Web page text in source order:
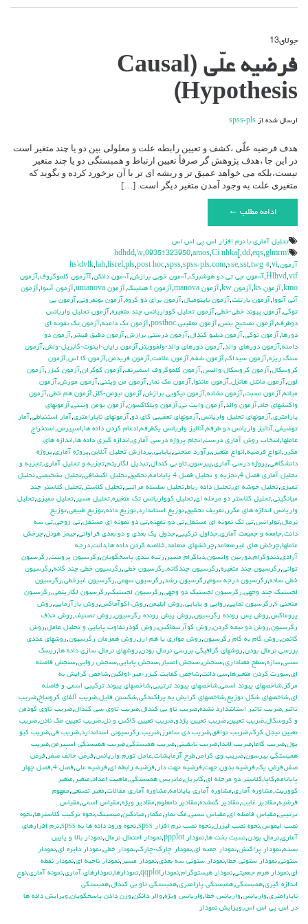
جولای13
فرضیه
(Causal
Hypothesis)
فرضیه علّی (Causal
Hypothesis)
ارسال شده از spss-pls
هدف فرضیه علّی ،کشف و تعیین رابطه علت و معلولی بین دو یا چند متغیر است
در این جا ،هدف پژوهش گر صرفأ تعیین ارتباط و همبستگی دو یا چند متغیر
نیست،بلکه می خواهد عمیق تر و ریشه ای تر با آن برخورد کرده و بگوید که
متغیری علت به وجود آمدن متغیر دیگر است. […]
ادامه مطلب ←
تحليل آماري با نرم افزار اس پي اس اس
\hdhdd
,\v,09351323950,amos,Ci nhka[ ,dd,eqs,glmrm
آزمون,
hs\dvlk,lah,lisrel,pls,post hoc,spss,spss-pls.com,sse,sst,twg 4,vi
Hlhvd,vif
,آ»مون جي تي دو هوشبرگ,آ»مون خوبي برازش,آ»مون دانكن,آآزمون كلموگروف,آزمون
kmo
,آزمون ks ,آزمون kw ,آزمون manova ,آزمون t هتلينگ ,آزمون unianova ,آزمون آننوا,آزمون
آني آنووا,آزمون بارتلت,آزمون باينوميال,آزمون براي دو گروه,آزمون بونفروني,آزمون بي
توكي,آزمون پيوند خطي-خطي,آزمون تحليل كوواريانس چند متغيره,آزمون تحليل واريانس
دوطرفه,آزمون تصحيح يتس,آزمون تعقيبي posthoc ,آزمون تك دامنه,آزمون تك نمونه اي
دورها,آزمون توكي,آزمون دبليو كندال,آزمون درستي برازش,آزمون دقيق فيشر ,آزمون دو
دامنه,آزمون دورهاي والد,آزمون دورهاي والد-ولفوويتز ,آزمون رايان-اينوت-گابريل-ولش,آزمون
سنگ ريزه,آزمون سيداك,آزمون شفه,آزمون علامت,آزمون فريدمن,آزمون كا اس,آزمون
كروسكال,آزمون كروسكال واليس,آزمون كلموگروف اسميرنف,آزمون كوكران,آزمون كيزر ,آزمون
لون,آزمون مانتل هانزل,آزمون ماننوا,آزمون مك نمار ,آزمون من ويتني,آزمون موزش,آزمون
ميانه,آزمون نسبت,آزمون نشانه,آزمون نيكويي برازش,آزمون نيومن-كلز ,آزمون هم خطي,آزمون
واكنشهاي حاد,آزمون والد,آزمون وايت ني,آزمون ويلكاكسون,آزمون يومن ويتني,آزمونهاي
پارامتري,آزمونهاي تحليل واريانس,آزمونهاي تعقيبي كاي دو,آزمونهاي ناپارامتري,آمار استنباطي,آمار
توضيفي,آناليز واريانس دو طرفه,آناليز واريانس يکطرفه,ادغام كردن داده ها,اسپيرمن,استخراج
عاملها,انتخاب روش آماري درست,انجام پروژه درسي آماري,اندازه گيري داده ها,اندازه هاي
مكرر ,انواع فرضيه,انواع متغير ,برآورد منحني,پايايي,پردازش تحليل آنلاين,پروژه آماري,پروژه
دانشگاهي,پروژه درسي آماري,پيرسون,تاو بي کندال,تبديل لگاريتم,تجزيه و تحليل آماري,تجزيه و
تحليل آماري فصل 4
,تجزيه و تحليل فصل 4 پايانامه ,تحقيق,تحليل اكتشافي,تحليل تشخيصي,تحليل
تميزي,تحليل خوشه اي,تحليل داده رباط,تحليل سلسله مراتبي,تحليل كلاستر ,تحليل كلاستر چند
ميانگيني,تحليل كلاستر دو مرحله اي,تحليل كوواريانس تك متغيره,تحليل مسير ,تحليل مميزي,تحليل
واريانس اندازه هاي مكرر ,تعريف تحقيق,توزيع استاندارد,توزيع داده,توزيع طبيعي,توزيع
نرمال,تولرانس,تي تک نمونه اي مستقل,تي دو تمهنه,تي دو نمونه اي مستقل,تي زوجي,تي سه
دانت,جامعه و جميعت آماري,جداول تركيبي,جدول يك بعدي و دو بعدي فراواني,جيمز هوئل,چرخش
عاملها,چرخش هاي غيرمتعامد,چرخشهاي متعامد,خلاصه كردن داده ها,دانت,درجه
آزادي,دندوگرام,دوربين واتسون,دياگرام مسير ,رتبه بندي پاسخگويان,رگرسيون پروبيت,رگرسيون
تواني,رگرسيون چند متغيره,رگرسيون چندگانه,رگرسيون خطي,رگرسيون خطي چند گانه,رگرسيون
خطي ساده,رگرسيون درجه سوم,رگرسيون رشد,رگرسيون سهمي,رگرسيون غيرخطي,رگرسيون
لجستيك چند وجهي,رگرسيون لجستيك دو وجهي,رگرسيون لجستيک,رگرسيون لگاريتمي,رگرسيون
منحني s
,رگرسيون نمايي,روايي و پايايي,روش ابليمن,روش اكوآماكس,روش بازآزمايي,روش
پروماكس,روش پس رونده رگرسيون,روش پيش رونده رگرسيون,روش تصنيف,روش حذف
رگرسيون,روش دو نيمه كردن,روش كوآرتيماكس,روش كودرتفاوت پايايي و تحليل عامل,روش
گاتمن,روش گام به گام رگرسيون,روش موازي يا هم ارز ,روش همزمان رگرسيون,روشهاي عددي
بررسي نرمال بودن,روشهاي گرافيكي بررسي نرمال بودن,روشهاي نرمال سازي داده ها,ريسك
نسبي,سازه,سطح معناداري,سنجش,سنجش اعتبار ,سنجش پايايي,سنجش روايي,سنجش فاصله
اي,سورت كردن متغيرها,سي دانت,شاخص كفايت كيزر-مير-اولكين,شاخص گرايش به
مركز ,شاخصهاي پيوند اسمي,شاخصهاي پيوند ترتيبي,شاخصهاي پيوند تركيبي اسمي و فاصله
اي,شاخصهاي شكل توزيع,شاخصهاي گرايش به پراكندگي,شكستن فايل,ضريب آلفاي کرونباخ,ضريب
تاثير ,ضريب تاثير استانتدارد نشده,ضريب تاو بي كندال,ضريب تاوي سي كندال,ضريب تاوي گودمن
و كروسكال,ضريب تعيين,ضريب تعيين پژدو,ضريب تعيين كاكس و نل,ضريب تعيين مك نادن,ضريب
تعيين نيجل كرك,ضريب توافق,ضريب دي سامرز ,ضريب رگرسيوني استاندارد,ضريب في,ضريب كيو
يول,ضريب گاما,ضريب لاندا,ضريب نايقيني,ضريب همبستگي,ضريب همبستگي اسپيرمن,ضريب
همبستگي پيرسون,ضريب وي كرامر ,طرح آزمايشات,عامل تورم واريانس,فرض خالف صفر ,فرض
صفر ,فرض يك,فرضيه بدون جهت,فرضيه جهت دار ,فرضيه رابطه اي,فرضيه علي,فصل 4 ,فصل چهار
پايانامه,كاپا,كلاستر دو مرحله اي,گابريل,ماتريس همبستگي,ماهيت اعداد,متغير ,متغير
كووريت,مشاوره آماري,مشاوره آماري پايانامه,مشاوره آماري مقالات,مغير تصنعي,مفهوم
فرضيه,مقادير غايب,مقادير گمشده,مقادير نامعلوم,مقادير ويژه,مقياس اسمي,مقياس
ترتيبي,مقياس فاصله اي,مقياس نسبي,مك نمار ,مكمار ,ميانگين,ميسينگ,نحوه تركيب كلاسترها,نحوه
نصب ايموس,نحوه نصب ليزرل,نحوه نصب نرم افزار spss ,نحوه ورود داده ها به spss ,نرم افزارهاي
آماري,نرمال بودن,نسبت بخت ها,نمودار ppplot ,نمودار احتمال نرمال,نمودار بالا و پايين
بسته,نمودار پراكنش,نمودار جعبه اي,نمودار چارك-چارك,نمودار خطي,نمودار دايره اي,نمودار
ستوني,نمودار ستوني خطا,نمودار ستوني سه بعدي,نمودار مسير ,نمودار ناحيه اي,نمودار نقطه
اي,نمودار هرم جمعيتي,نمودار هيستوگرام,نمودارqqplot ,نمودارها,نمودارهاي آماري,نمونه آماري,نوع
اندازه گيري,همبستگي,همبستگي پارامتري,همبستگي تاو بي کندال,همبستگي
ناپارامتري,واريانس,واريانس خطا,واريانس ويژه,والر دانكن,وزن دادن پاسخگويان,ويرايش داده ها
در اس پي اس اس,ويرايش نمودار